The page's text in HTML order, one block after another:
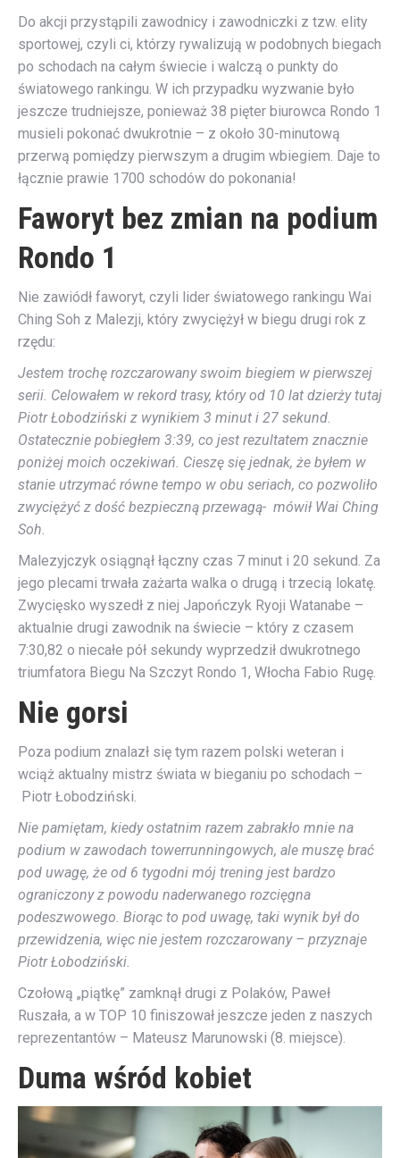
Do akcji przystąpili zawodnicy i zawodniczki z tzw. elity
sportowej, czyli ci, którzy rywalizują w podobnych biegach
po schodach na całym świecie i walczą o punkty do
światowego rankingu. W ich przypadku wyzwanie było
jeszcze trudniejsze, ponieważ 38 pięter biurowca Rondo 1
musieli pokonać dwukrotnie – z około 30-minutową
przerwą pomiędzy pierwszym a drugim wbiegiem. Daje to
łącznie prawie 1700 schodów do pokonania!
Faworyt bez zmian na podium
Rondo 1
Nie zawiódł faworyt, czyli lider światowego rankingu Wai
Ching Soh z Malezji, który zwyciężył w biegu drugi rok z
rzędu:
Jestem trochę rozczarowany swoim biegiem w pierwszej
serii. Celowałem w rekord trasy, który od 10 lat dzierży tutaj
Piotr Łobodziński z wynikiem 3 minut i 27 sekund.
Ostatecznie pobiegłem 3:39, co jest rezultatem znacznie
poniżej moich oczekiwań. Cieszę się jednak, że byłem w
stanie utrzymać równe tempo w obu seriach, co pozwoliło
zwyciężyć z dość bezpieczną przewagą- mówił Wai Ching
Soh.
Malezyjczyk osiągnął łączny czas 7 minut i 20 sekund. Za
jego plecami trwała zażarta walka o drugą i trzecią lokatę.
Zwycięsko wyszedł z niej Japończyk Ryoji Watanabe –
aktualnie drugi zawodnik na świecie – który z czasem
7:30,82 o niecałe pół sekundy wyprzedził dwukrotnego
triumfatora Biegu Na Szczyt Rondo 1, Włocha Fabio Rugę.
Nie gorsi
Poza podium znalazł się tym razem polski weteran i
wciąż aktualny mistrz świata w bieganiu po schodach –
Piotr Łobodziński.
Nie pamiętam, kiedy ostatnim razem zabrakło mnie na
podium w zawodach towerrunningowych, ale muszę brać
pod uwagę, że od 6 tygodni mój trening jest bardzo
ograniczony z powodu naderwanego rozcięgna
podeszwowego. Biorąc to pod uwagę, taki wynik był do
przewidzenia, więc nie jestem rozczarowany – przyznaje
Piotr Łobodziński.
Czołową „piątkę” zamknął drugi z Polaków, Paweł
Ruszała, a w TOP 10 finiszował jeszcze jeden z naszych
reprezentantów – Mateusz Marunowski (8. miejsce).
Duma wśród kobiet